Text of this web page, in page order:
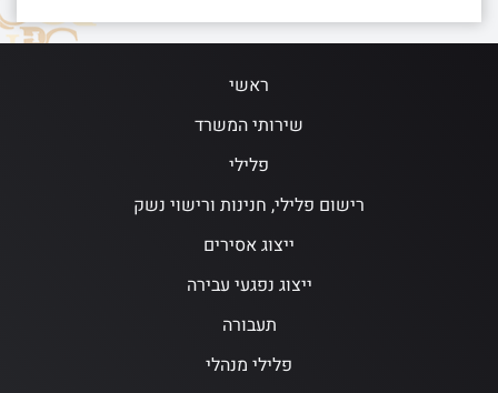
ראשי
שירותי המשרד
פלילי
רישום פלילי, חנינות ורישוי נשק
ייצוג אסירים
ייצוג נפגעי עבירה
תעבורה
פלילי מנהלי